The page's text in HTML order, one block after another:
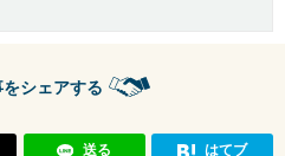
シェアする
送る はてブ